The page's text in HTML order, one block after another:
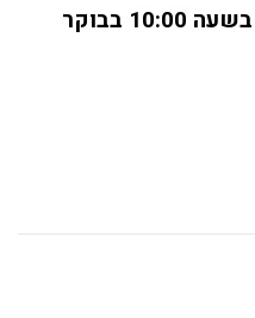
ביום שישי הקרוב 21.2.24 בשעה 10:00 בבוקר